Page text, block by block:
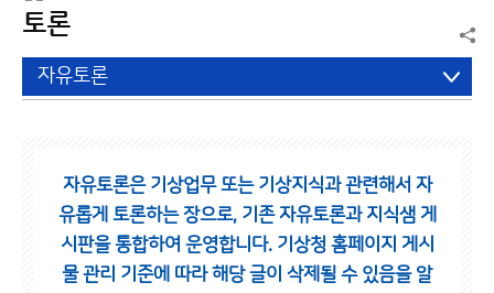
토론
자유토론
자유토론은 기상업무 또는 기상지식과 관련해서 자
유롭게 토론하는 장으로, 기존 자유토론과 지식샘 게
시판을 통합하여 운영합니다. 기상청 홈페이지 게시
물 관리 기준에 따라 해당 글이 삭제될 수 있음을 알